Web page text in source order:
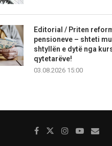
Editorial / Priten
pensioneve – shteti
shtyllën e dytë nga
qytetarëve!
03.08.2026 15:00